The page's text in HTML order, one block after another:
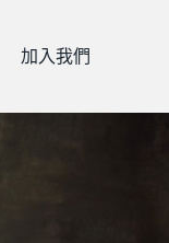
加入我們